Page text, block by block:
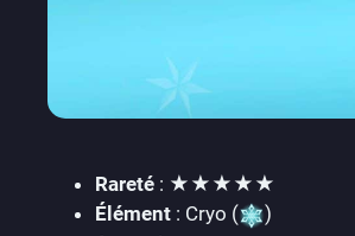
Rareté : ★★★★★
Élément : Cryo (
)